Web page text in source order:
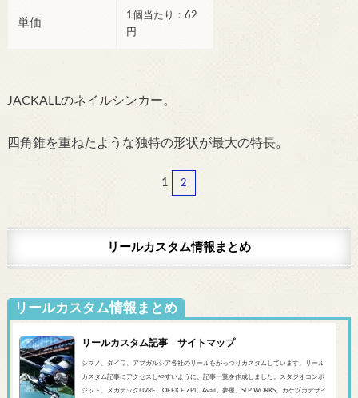
単価
1個当たり：62
円
JACKALLのネイルシンカー。
四角錐を重ねたような独特の形状が最大の特長。
1 2
リールカスタム情報まとめ
リールカスタム情報まとめ
リールカスタム記事 サイトマップ
シマノ、ダイワ、アブガルシア各社のリールをがっつりカスタムしています。リール
カスタム記事にアクセスしやすいように、記事一覧を作成しました。スタジオコンポ
ジット、メガテックLIVRE、OFFICE ZPI、Avail、夢屋、SLP WORKS、カケヅカデザイ